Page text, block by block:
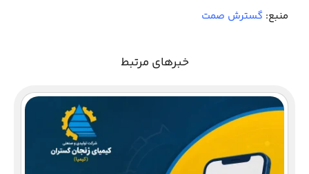
منبع: گسترش صمت
خبرهای مرتبط